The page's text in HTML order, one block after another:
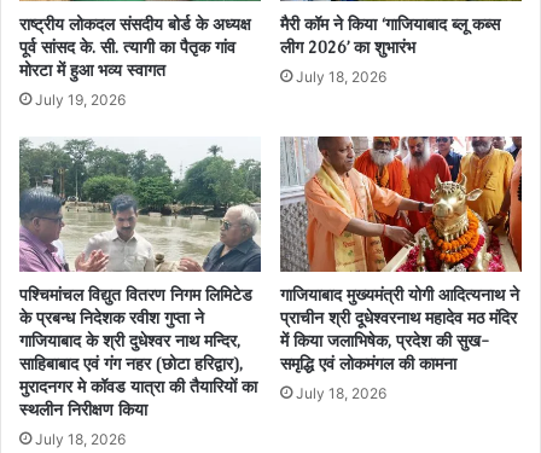
राष्ट्रीय लोकदल संसदीय बोर्ड के अध्यक्ष
पूर्व सांसद के. सी. त्यागी का पैतृक गांव
मोरटा में हुआ भव्य स्वागत
July 19, 2026
मैरी कॉम ने किया ‘गाजियाबाद ब्लू कब्स
लीग 2026’ का शुभारंभ
July 18, 2026
पश्चिमांचल विद्युत वितरण निगम लिमिटेड
के प्रबन्ध निदेशक रवीश गुप्ता ने
गाजियाबाद के श्री दुधेश्वर नाथ मन्दिर,
साहिबाबाद एवं गंग नहर (छोटा हरिद्वार),
मुरादनगर मे कॉवड यात्रा की तैयारियों का
स्थलीन निरीक्षण किया
July 18, 2026
गाजियाबाद मुख्यमंत्री योगी आदित्यनाथ ने
प्राचीन श्री दूधेश्वरनाथ महादेव मठ मंदिर
में किया जलाभिषेक, प्रदेश की सुख-
समृद्धि एवं लोकमंगल की कामना
July 18, 2026